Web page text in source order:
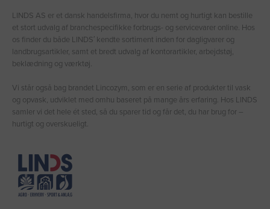
LINDS AS er et dansk handelsfirma, hvor du nemt og hurtigt kan bestille
et stort udvalg af branchespecifikke forbrugs- og servicevarer online. Hos
os finder du både LINDS′ kendte sortiment inden for dagligvarer og
landbrugsartikler, samt et bredt udvalg af kontorartikler, arbejdstøj,
beklædning og værktøj.
Vi står også bag brandet Lincozym, som er en serie af produkter til vask
og opvask, udviklet med omhu baseret på mange års erfaring. Hos LINDS
samler vi det hele ét sted, så du sparer tid og får det, du har brug for –
hurtigt og overskueligt.